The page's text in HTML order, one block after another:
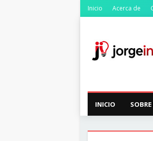
Inicio Acerca de
INICIO